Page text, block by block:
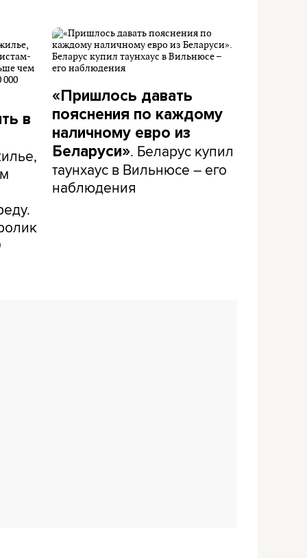
в
«Пришлось давать
пояснения по каждому
наличному евро из
Беларуси». Беларус купил
таунхаус в Вильнюсе – его
наблюдения